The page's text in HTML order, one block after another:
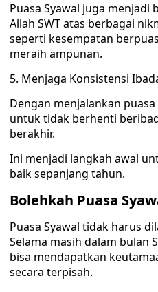
Puasa Syawal juga
Allah SWT atas berbagai
seperti kesempatan
meraih ampunan.
5. Menjaga Konsistensi
Dengan menjalankan
untuk tidak berhenti
berakhir.
Ini menjadi langkah awal
baik sepanjang tahun.
Bolehkah Puasa
Puasa Syawal tidak harus
Selama masih dalam bulan
bisa mendapatkan
secara terpisah.